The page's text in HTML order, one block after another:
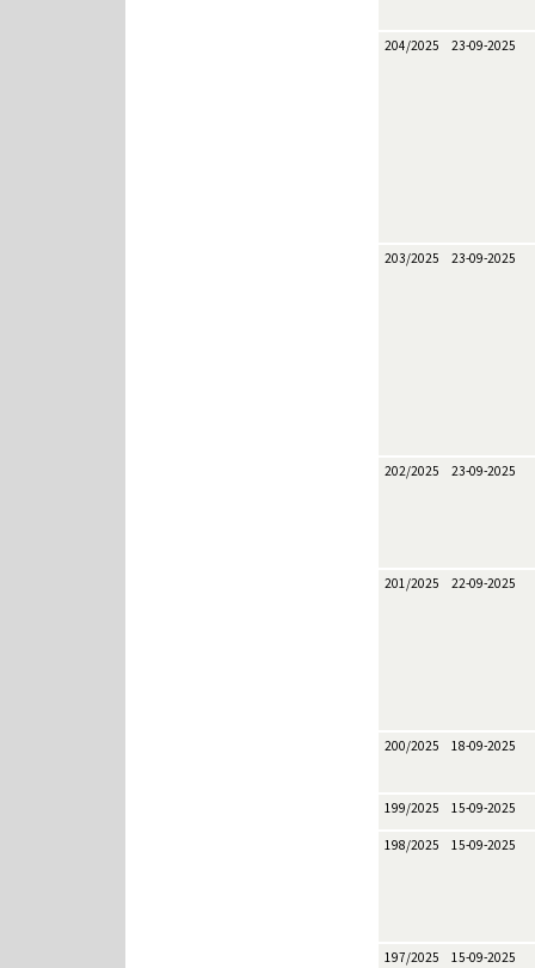
204/2025 23-09-2025
203/2025 23-09-2025
202/2025 23-09-2025
201/2025 22-09-2025
200/2025 18-09-2025
199/2025 15-09-2025
198/2025 15-09-2025
197/2025 15-09-2025